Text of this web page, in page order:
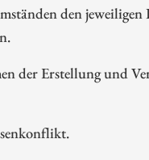
den
der Erstellung und